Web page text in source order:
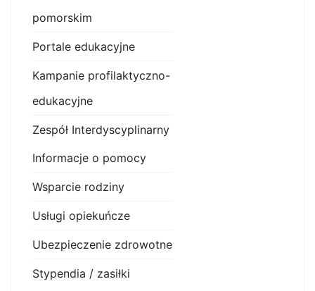
pomorskim
Portale edukacyjne
Kampanie profilaktyczno-
edukacyjne
Zespół Interdyscyplinarny
Informacje o pomocy
Wsparcie rodziny
Usługi opiekuńcze
Ubezpieczenie zdrowotne
Stypendia / zasiłki